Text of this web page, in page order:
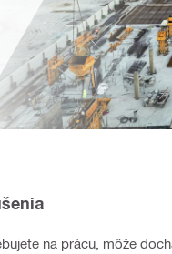
na prácu, môže